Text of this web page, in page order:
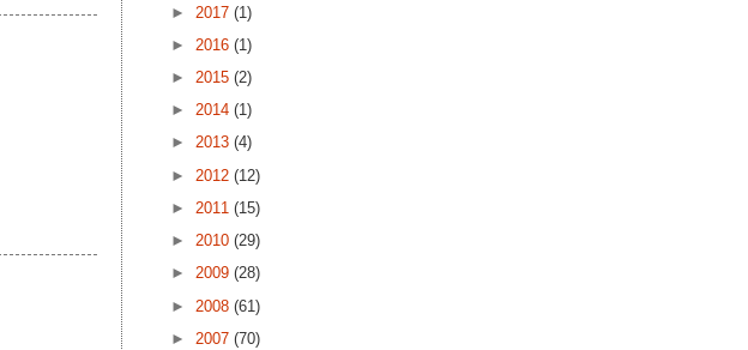
► 2017 (1)
► 2016 (1)
► 2015 (2)
► 2014 (1)
► 2013 (4)
► 2012 (12)
► 2011 (15)
► 2010 (29)
► 2009 (28)
► 2008 (61)
► 2007 (70)